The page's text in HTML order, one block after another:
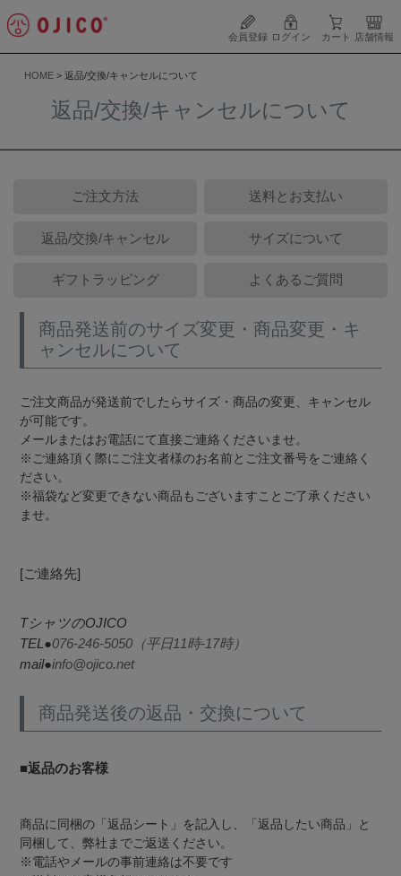
会員登録 ログイン カート 店舗情報
HOME 返品/交換/キャンセルについて
返品/交換/キャンセルについて
ご注文方法 送料とお支払い
返品/交換/キャンセル サイズについて
ギフトラッピング よくあるご質問
商品発送前のサイズ変更・商品変更・キ
ャンセルについて
ご注文商品が発送前でしたらサイズ・商品の変更、キャンセル
が可能です。
メールまたはお電話にて直接ご連絡くださいませ。
※ご連絡頂く際にご注文者様のお名前とご注文番号をご連絡く
ださい。
※福袋など変更できない商品もございますことご了承ください
ませ。
[ご連絡先]
TシャツのOJICO
TEL●076-246-5050（平日11時-17時）
mail●info@ojico.net
商品発送後の返品・交換について
■返品のお客様
商品に同梱の「返品シート」を記入し、「返品したい商品」と
同梱して、弊社までご返送ください。
※電話やメールの事前連絡は不要です